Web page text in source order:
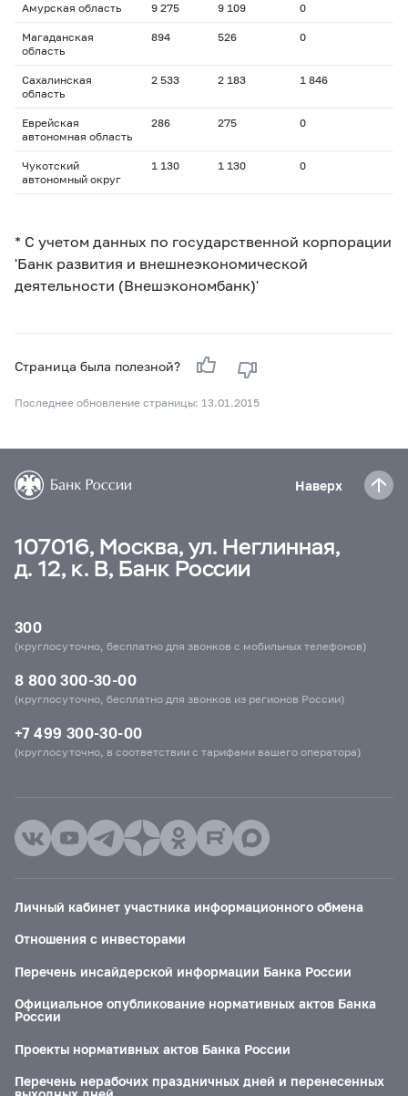
Амурская область 9 275 9 109 0
Магаданская
область
894 526 0
Сахалинская
область
2 533 2 183 1 846
Еврейская
автономная область
286 275 0
Чукотский
автономный округ
1 130 1 130 0
* С учетом данных по государственной корпорации
'Банк развития и внешнеэкономической
деятельности (Внешэкономбанк)'
Страница была полезной?
Последнее обновление страницы: 13.01.2015
Наверх
107016, Москва, ул. Неглинная,
д. 12, к. В, Банк России
300
(круглосуточно, бесплатно для звонков с мобильных телефонов)
8 800 300-30-00
(круглосуточно, бесплатно для звонков из регионов России)
+7 499 300-30-00
(круглосуточно, в соответствии с тарифами вашего оператора)
Личный кабинет участника информационного обмена
Отношения с инвесторами
Перечень инсайдерской информации Банка России
Официальное опубликование нормативных актов Банка
России
Проекты нормативных актов Банка России
Перечень нерабочих праздничных дней и перенесенных